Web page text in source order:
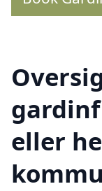
eller